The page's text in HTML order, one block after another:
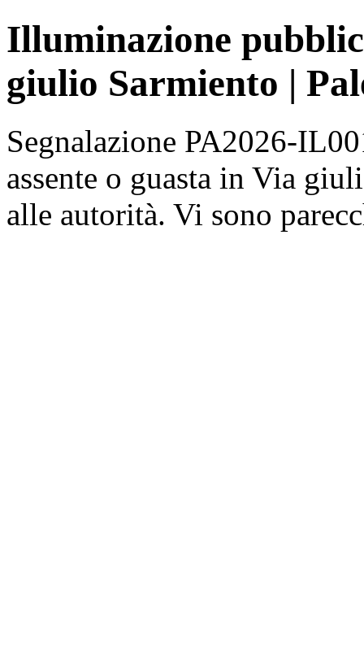
Illuminazione
giulio Sarmiento |
Segnalazione PA2026-
assente o guasta in Via
alle autorità. Vi sono